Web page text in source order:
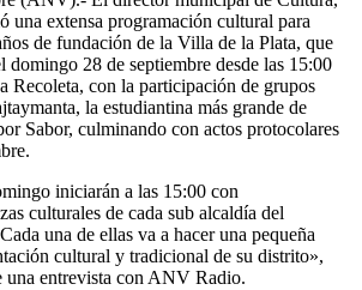
una extensa programación cultural para
de fundación de la Villa de la Plata, que
domingo 28 de septiembre desde las 15:00
Recoleta, con la participación de grupos
la estudiantina más grande de
Sabor, culminando con actos protocolares
iniciarán a las 15:00 con
culturales de cada sub alcaldía del
una de ellas va a hacer una pequeña
cultural y tradicional de su distrito»,
una entrevista con ANV Radio.